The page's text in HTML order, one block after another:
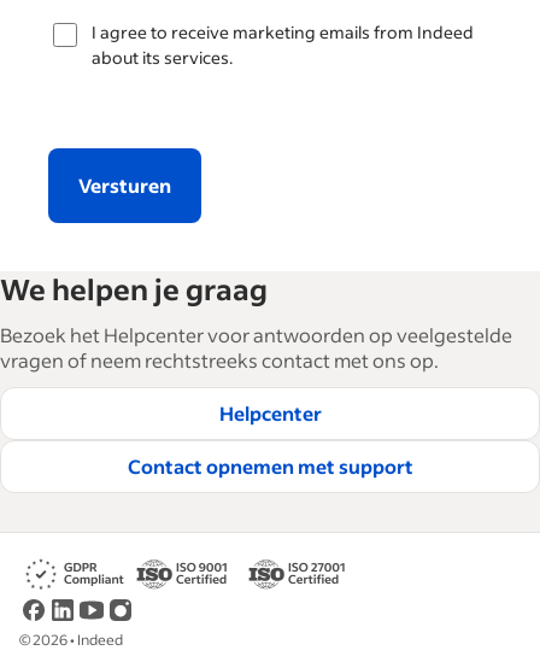
I agree to receive marketing emails from Indeed
about its services.
Versturen
We helpen je graag
Bezoek het Helpcenter voor antwoorden op veelgestelde
vragen of neem rechtstreeks contact met ons op.
Helpcenter
Contact opnemen met support
©2026• Indeed